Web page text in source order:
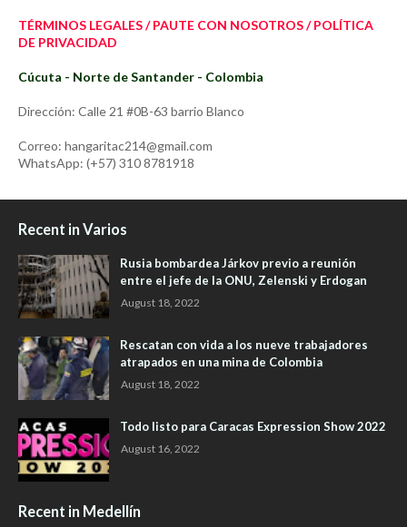
TÉRMINOS LEGALES / PAUTE CON NOSOTROS / POLÍTICA
DE PRIVACIDAD
Cúcuta - Norte de Santander - Colombia
Dirección: Calle 21 #0B-63 barrio Blanco
Correo: hangaritac214@gmail.com
WhatsApp: (+57) 310 8781918
Recent in Varios
Rusia bombardea Járkov previo a reunión
entre el jefe de la ONU, Zelenski y Erdogan
August 18, 2022
Rescatan con vida a los nueve trabajadores
atrapados en una mina de Colombia
August 18, 2022
Todo listo para Caracas Expression Show 2022
August 16, 2022
Recent in Medellín